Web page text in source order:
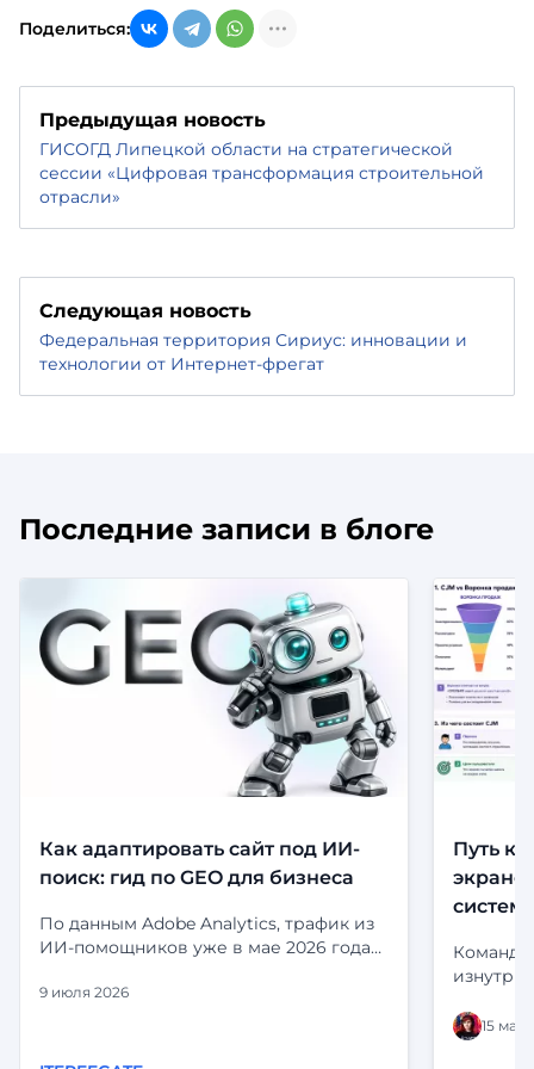
Поделиться:
Предыдущая новость
ГИСОГД Липецкой области на стратегической
сессии «Цифровая трансформация строительной
отрасли»
Следующая новость
Федеральная территория Сириус: инновации и
технологии от Интернет-фрегат
Последние записи в блоге
Как адаптировать сайт под ИИ-
поиск: гид по GEO для бизнеса
По данным Adobe Analytics, трафик из
ИИ-помощников уже в мае 2026 года
визит, чем органический поиск.
9 июля 2026
Путь
Команда
15 мая